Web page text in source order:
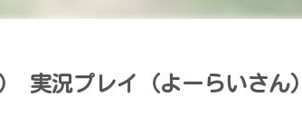
実況プレイ（よーらいさん）